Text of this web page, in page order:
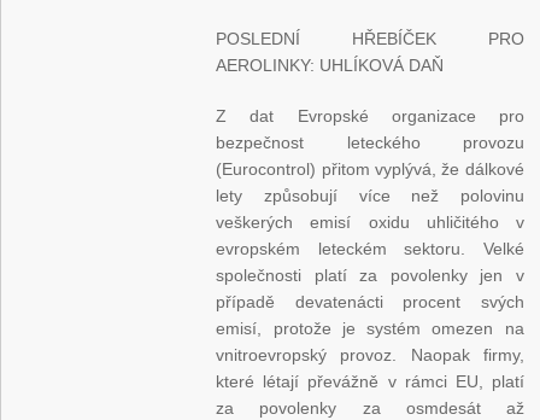
POSLEDNÍ HŘEBÍČEK PRO
AEROLINKY: UHLÍKOVÁ DAŇ
Z dat Evropské organizace pro
bezpečnost leteckého provozu
(Eurocontrol) přitom vyplývá, že dálkové
lety způsobují více než polovinu
veškerých emisí oxidu uhličitého v
evropském leteckém sektoru. Velké
společnosti platí za povolenky jen v
případě devatenácti procent svých
emisí, protože je systém omezen na
vnitroevropský provoz. Naopak firmy,
které létají převážně v rámci EU, platí
za povolenky za osmdesát až